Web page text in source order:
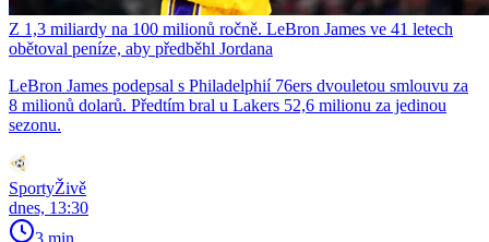
Z 1,3 miliardy na 100 milionů ročně. LeBron James ve 41 letech
obětoval peníze, aby předběhl Jordana
LeBron James podepsal s Philadelphií 76ers dvouletou smlouvu za
8 milionů dolarů. Předtím bral u Lakers 52,6 milionu za jedinou
sezonu.
SportyŽivě
dnes, 13:30
3 min